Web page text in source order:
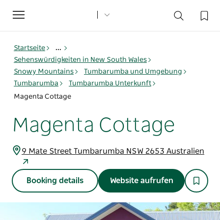
Toggle
navigation
Startseite
...
Sehenswürdigkeiten in New South Wales
Snowy Mountains
Tumbarumba und Umgebung
Tumbarumba
Tumbarumba Unterkunft
Magenta Cottage
Magenta Cottage
9 Mate Street Tumbarumba NSW 2653 Australien
Booking details Website aufrufen